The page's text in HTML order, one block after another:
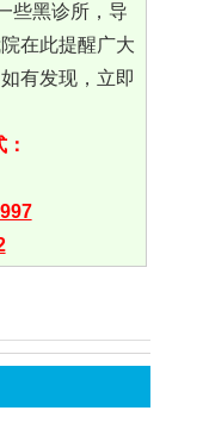
些黑诊所，导
在此提醒广大
有发现，立即